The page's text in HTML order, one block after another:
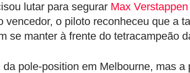
lutar para segurar Max Verstappen
vencedor, o piloto reconheceu que a
se manter à frente do tetracampeão
pole-position em Melbourne, mas